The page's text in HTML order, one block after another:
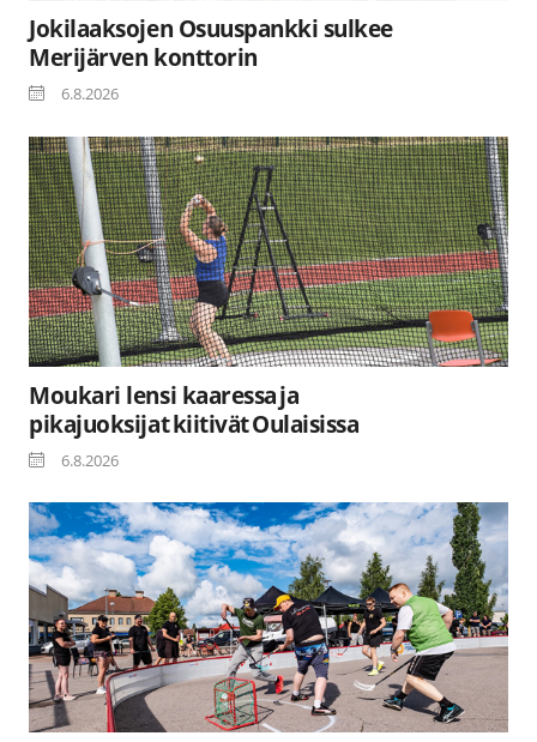
Jokilaaksojen Osuuspankki sulkee
Merijärven konttorin
6.8.2026
Moukari lensi kaaressa ja
pikajuoksijat kiitivät Oulaisissa
6.8.2026